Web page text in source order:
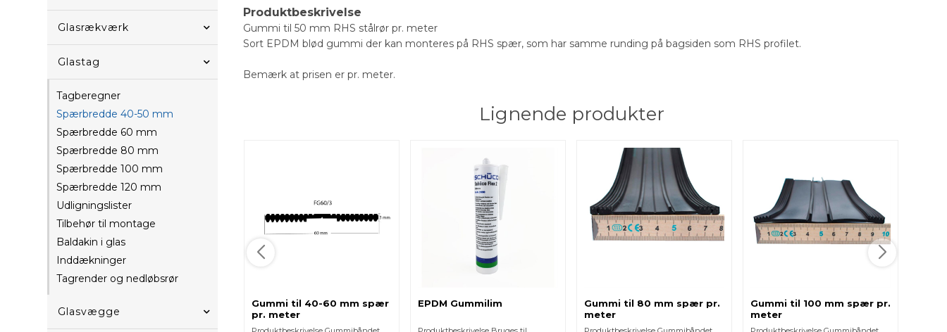
Glasrækværk
Glastag
Tagberegner
Spærbredde 40-50 mm
Spærbredde 60 mm
Spærbredde 80 mm
Spærbredde 100 mm
Spærbredde 120 mm
Udligningslister
Tilbehør til montage
Baldakin i glas
Inddækninger
Tagrender og nedløbsrør
Glasvægge
Produktbeskrivelse
Gummi til 50 mm RHS stålrør pr. meter
Sort EPDM blød gummi der kan monteres på RHS spær, som har samme runding på bagsiden som RHS profilet.
Bemærk at prisen er pr. meter.
Lignende produkter
Gummi til 40-60 mm spær
pr. meter
EPDM Gummilim
Gummi til 80 mm spær pr.
meter
Gummi til 100 mm spær pr.
meter